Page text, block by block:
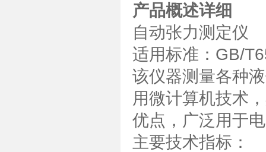
产品概述详细
自动张力测定仪
适用标准：GB/
该仪器测量各种
用微计算机技术
优点，广泛用于
主要技术指标：